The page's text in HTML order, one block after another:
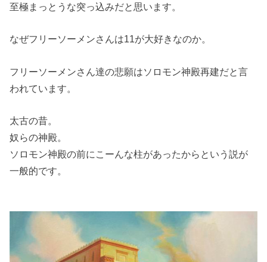
至極まっとうな突っ込みだと思います。
なぜフリーソーメンさんは11が大好きなのか。
フリーソーメンさん達の悲願はソロモン神殿再建だと言
われています。
太古の昔。
奴らの神殿。
ソロモン神殿の前にこーんな柱があったからという説が
一般的です。